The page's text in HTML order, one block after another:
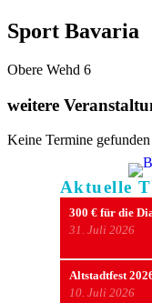
Sport Bavaria
Obere Wehd 6
weitere
Keine Termine
Aktuelle
300 € für die
31. Juli 2026
Altstadtfest
10. Juli 2026